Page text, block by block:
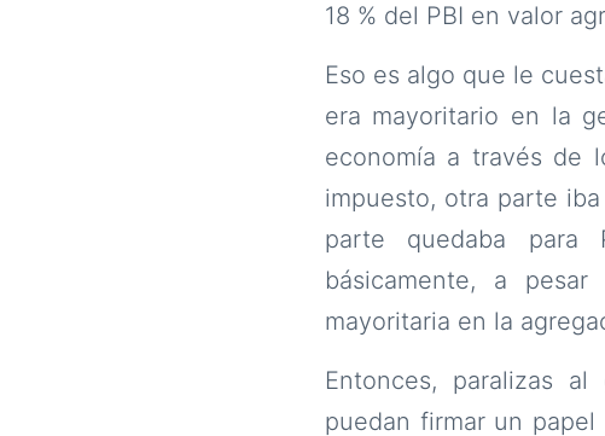
18 % del PBI en valor
Eso es algo que le
era mayoritario en la
economía a través de
impuesto, otra parte
parte quedaba para
básicamente, a
mayoritaria en la
Entonces, paralizas
puedan firmar un